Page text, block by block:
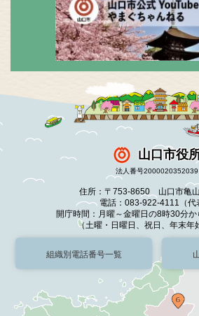
山口市役
法人番号2000020352039
住所：〒753-8650 山口市亀
電話：083-922-4111（代
開庁時間：月曜～金曜日の8時30分
（土曜・日曜日、祝日、年末年
組織別電話番号一覧